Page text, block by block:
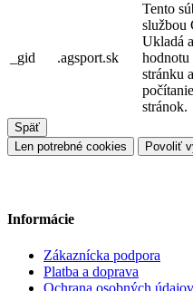
_gid .agsport.sk
Tento
službou
Ukladá
hodnotu
stránku
stránok.
Späť
Len potrebné cookies
Povoliť
Informácie
Zákaznícka podpora
Platba a doprava
Ochrana osobných údajov